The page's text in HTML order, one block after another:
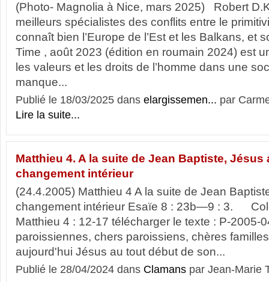
(Photo- Magnolia à Nice, mars 2025) Robert
meilleurs spécialistes des conflits entre le
connaît bien l’Europe de l’Est et les Balkans, et
Time , août 2023 (édition en roumain 2024) est
les valeurs et les droits de l’homme dans une
manque...
Publié le 18/03/2025 dans elargissemen... par
Lire la suite...
Matthieu 4. A la suite de Jean Baptiste, Jésus
changement intérieur
(24.4.2005) Matthieu 4 A la suite de Jean
changement intérieur Esaïe 8 : 23b—9 : 3.
Matthieu 4 : 12-17 télécharger le texte : P-2005-
paroissiennes, chers paroissiens, chères
aujourd'hui Jésus au tout début de son...
Publié le 28/04/2024 dans Clamans par Jean-Marie